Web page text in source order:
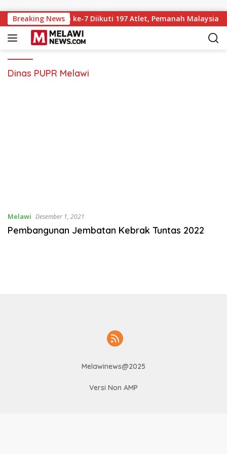
Breaking News
Championship ke-7 Diikuti 197 Atlet, Pemanah Malaysia
Dinas PUPR Melawi
Melawi Desember 1, 2021
Pembangunan Jembatan Kebrak Tuntas 2022
Melawinews@2025
Versi Non AMP